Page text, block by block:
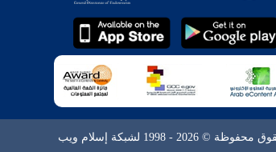
© 2026 - 1998 لشبكة إسلام ويب